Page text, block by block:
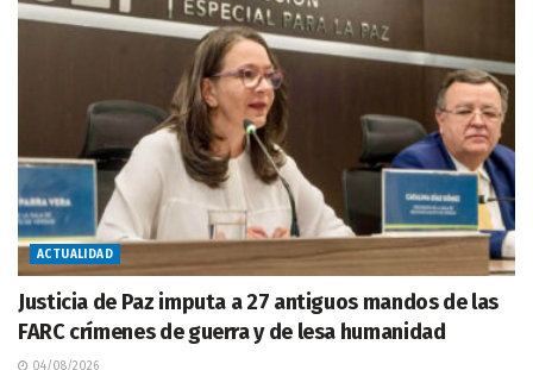
ACTUALIDAD
Justicia de Paz imputa a 27 antiguos mandos de las
FARC crímenes de guerra y de lesa humanidad
04/08/2026